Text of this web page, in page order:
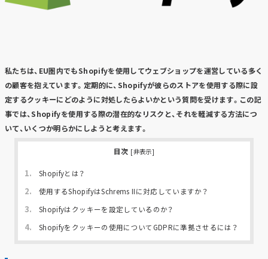
私たちは、EU圏内でもShopifyを使用してウェブショップを運営している多く
の顧客を抱えています。定期的に、Shopifyが彼らのストアを使用する際に設
定するクッキーにどのように対処したらよいかという質問を受けます。この記
事では、Shopifyを使用する際の潜在的なリスクと、それを軽減する方法につ
いて、いくつか明らかにしようと考えます。
目次 [非表示]
1. Shopifyとは？
2. 使用するShopifyはSchrems IIに対応していますか？
3. Shopifyはクッキーを設定しているのか？
4. Shopifyをクッキーの使用についてGDPRに準拠させるには？